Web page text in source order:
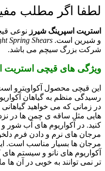
لطفا اگر مطلب
استریت اسپرینگ شیرز نوعی
و شیرین است. Spring Shears
شرکت بزرگ سیچم می باشد.
ویژگی های قیچی استریت
این قیچی محصول آکواویترو
رسیدگی منظم به گیاهان
در زمانی که می خواهید
هایی مثل ساقه ی چمن ها در
کنید. در آکواریوم های آب
مرجان های نرم و دادن فرم
مرجان ها بسیار مناسب است.
آکواریوم های نانو و سیستم
تر نمی توانند به خوبی در آن ها